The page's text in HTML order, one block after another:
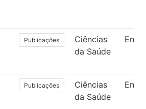
Publicações
Ciências
da Saúde
Publicações
Ciências
da Saúde